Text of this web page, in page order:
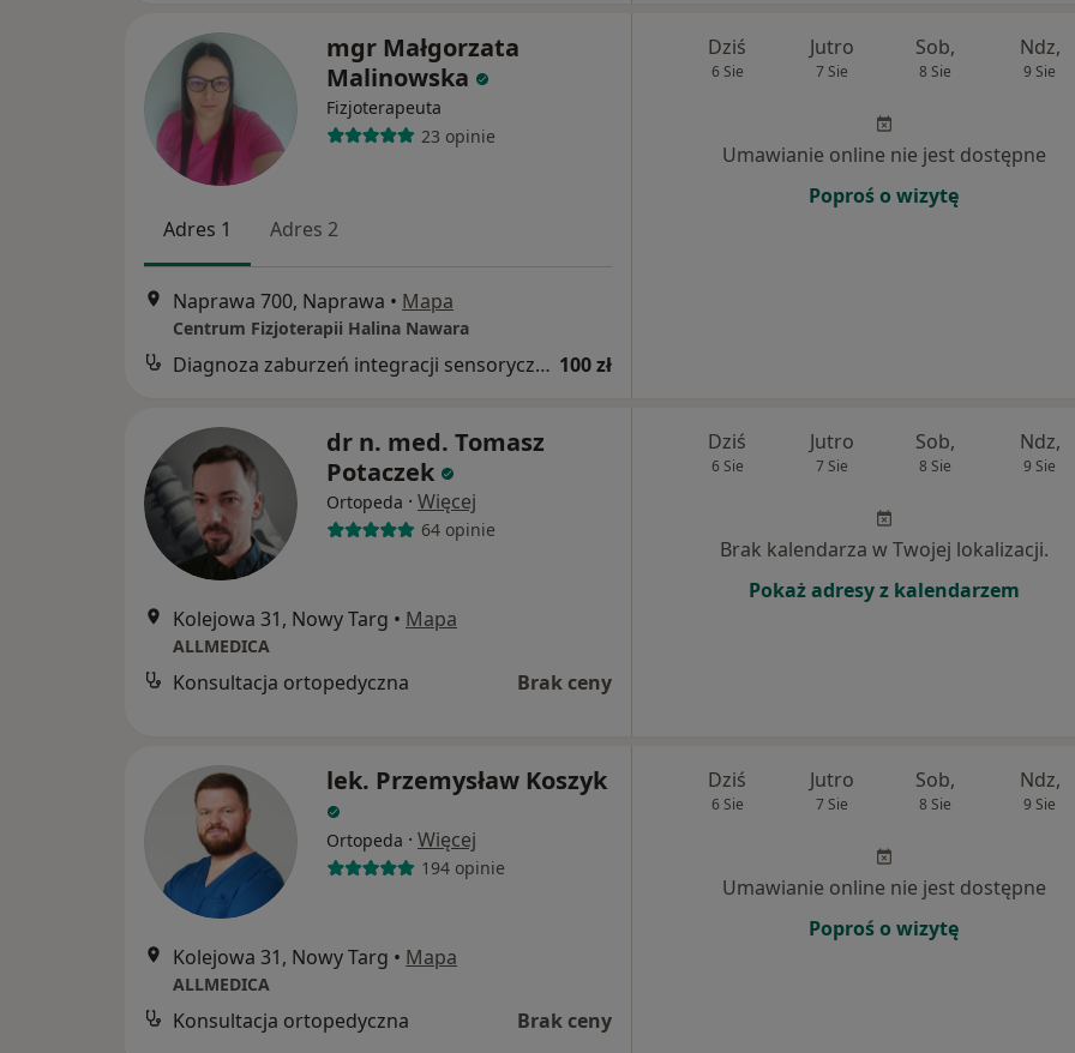
mgr Małgorzata
Malinowska
Fizjoterapeuta
23 opinie
Adres 1 Adres 2
Naprawa 700, Naprawa • Mapa
Centrum Fizjoterapii Halina Nawara
Diagnoza zaburzeń integracji sensorycznej z opinią 100 zł
Dziś
6 Sie
Jutro
7 Sie
Sob,
8 Sie
Ndz,
9 Sie
Umawianie online nie jest dostępne
Poproś o wizytę
dr n. med. Tomasz
Potaczek
Ortopeda · Więcej
64 opinie
Kolejowa 31, Nowy Targ • Mapa
ALLMEDICA
Konsultacja ortopedyczna Brak ceny
Dziś
6 Sie
Jutro
7 Sie
Sob,
8 Sie
Ndz,
9 Sie
Brak kalendarza w Twojej lokalizacji.
Pokaż adresy z kalendarzem
lek. Przemysław Koszyk
Ortopeda · Więcej
194 opinie
Kolejowa 31, Nowy Targ • Mapa
ALLMEDICA
Konsultacja ortopedyczna Brak ceny
Dziś
6 Sie
Jutro
7 Sie
Sob,
8 Sie
Ndz,
9 Sie
Umawianie online nie jest dostępne
Poproś o wizytę